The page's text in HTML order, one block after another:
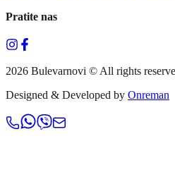
Pratite nas
2026 Bulevarnovi © All rights
Designed & Developed by Onreman